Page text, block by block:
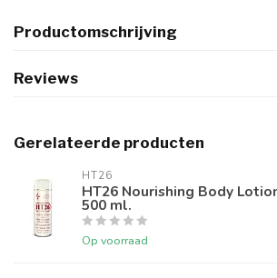
Productomschrijving
Reviews
Gerelateerde producten
HT26
HT26 Nourishing Body
500 ml.
Op voorraad